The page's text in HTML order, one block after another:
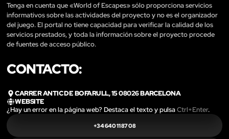
Tenga en cuenta que «World of Escapes» sólo proporciona servicios
informativos sobre las actividades del proyecto y no es el organizador
del juego. El portal no tiene capacidad para verificar la calidad de los
servicios prestados, y toda la información sobre el proyecto procede
de fuentes de acceso público.
CONTACTO:
CARRER ANTIC DE BOFARULL, 15 08026 BARCELONA
WEBSITE
¿Hay un error en la página web? Destaca el texto y pulsaCtrl+Enter.
+34 640 11 87 08